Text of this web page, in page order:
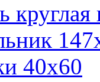
круглая
40х60